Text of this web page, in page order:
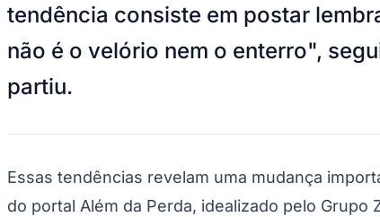
Bundesliga
Times - Ir direto
tendência consiste em postar
não é o velório nem o enterro",
partiu.
Essas tendências revelam uma mudança
do portal Além da Perda, idealizado pelo